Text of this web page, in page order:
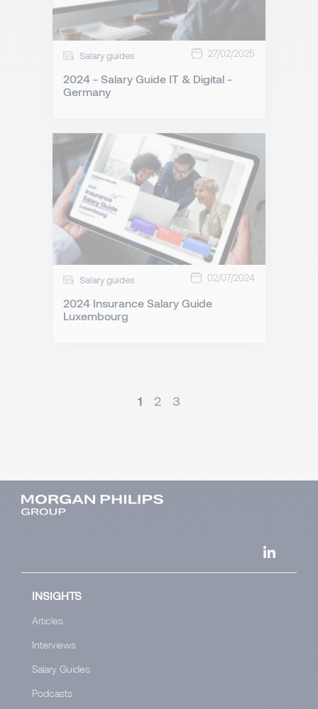
Salary guides 27/02/2025
2024 - Salary Guide IT & Digital -
Germany
Salary guides 02/07/2024
2024 Insurance Salary Guide
Luxembourg
1 2 3
INSIGHTS
Articles
Interviews
Salary Guides
Podcasts